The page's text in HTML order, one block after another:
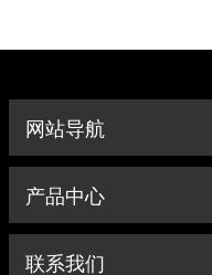
网站导航
产品中心
联系我们